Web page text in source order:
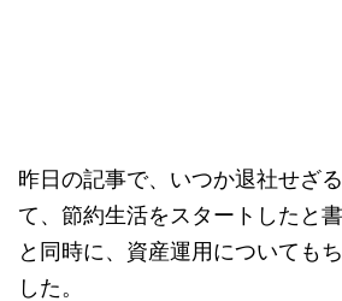
昨日の記事で、いつか退社せざ
て、節約生活をスタートしたと
と同時に、資産運用についても
した。